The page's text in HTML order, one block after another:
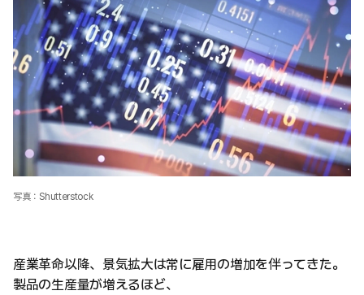
写真：Shutterstock
産業革命以降、景気拡大は常に雇用の増加を伴ってきた。
製品の生産量が増えるほど、